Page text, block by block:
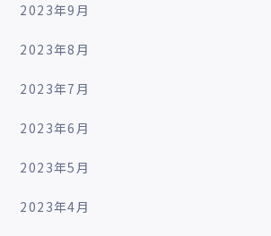
2023年9月
2023年8月
2023年7月
2023年6月
2023年5月
2023年4月